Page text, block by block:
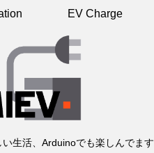
生活、Arduinoでも楽しんでます
EV Charge